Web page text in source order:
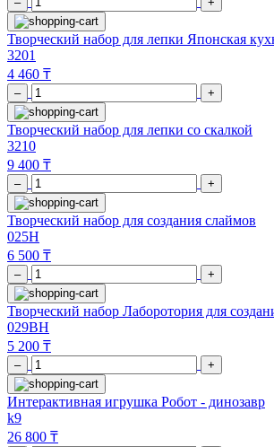
Творческий набор для лепки Японская
3201
4 460 ₸
– +
Творческий набор для лепки со скалкой
3210
9 400 ₸
– +
Творческий набор для создания слаймов
025H
6 500 ₸
– +
Творческий набор Лаборотория для
029BH
5 200 ₸
– +
Интерактивная игрушка Робот - динозавр
k9
26 800 ₸